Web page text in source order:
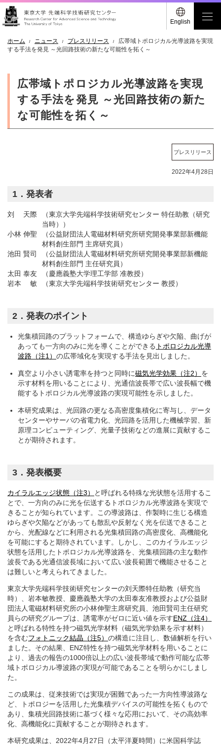
English
ホーム ニュース プレスリリース
広帯域トポロジカル光導波路を実現
する手法を発見 ～光回路技術の新たな可能性を拓く～
広帯域トポロジカル光導波路を実現
する手法を発見 ～光回路技術の新た
な可能性を拓く～
プレスリリース
2022年4月28日
1．発表者
刘 天際
（東京大学先端科学技術研究センター 特任助教（研究
当時））
小林 伸聖
（公益財団法人電磁材料研究所研究開発事業部新機能
材料創生部門 主席研究員）
池田 賢司
（公益財団法人電磁材料研究所研究開発事業部新機能
材料創生部門 主任研究員）
太田 泰友
（慶應義塾大学理工学部 准教授）
岩本 敏
（東京大学先端科学技術研究センター 教授）
2．発表のポイント
光集積回路のプラットフォームで、構造ゆらぎや欠陥、曲げが
あっても一方向のみに光を導くことができる トポロジカル光導
波路（注1） の広帯域化を実現する手法を見出しました。
真空より小さい誘電率を持つと同時に磁気光学効果（注2） を
示す材料を用いることにより、光通信波長帯で広い波長幅で機
能するトポロジカル光導波路の実現可能性を示しました。
本研究成果は、光回路の更なる高密度集積化に寄与し、データ
センターやサーバの省電力化、光回路を活用した機械学習、新
原理コンピューティング、光量子技術などの進展に貢献するこ
とが期待されます。
3．発表概要
カイラルエッジ状態（注3）
と呼ばれる特殊な光状態を活用するこ
とで、一方向のみに光を伝送するトポロジカル光導波路を実現で
きることが知られています。この導波路は、作製時に生じる構造
ゆらぎや欠陥などがあっても散乱や反射なく光を伝送できること
から、光配線などに利用される光集積回路の高密度化、高機能化
を可能にすると期待されています。しかし、このカイラルエッジ
状態を活用したトポロジカル光導波路を、光集積回路の主な動作
波長である光通信波長域において広い波長範囲で機能させること
は難しいと考えられてきました。
東京大学先端科学技術研究センターの刘天際特任助教（研究当
時）、岩本敏教授、慶應義塾大学の太田泰友准教授および公益財
団法人電磁材料研究所の小林伸聖主席研究員、池田賢司主任研究
員らの研究グループは、誘電率がゼロに近い値を示すENZ（注4）
と呼ばれる特性を持つ磁気光学材料（磁気光学効果を示す材料）
を含むフォトニック結晶（注5） の構造に注目し、数値解析を行い
ました。その結果、ENZ特性を持つ磁気光学材料を用いることに
より、過去の報告の1000倍以上の広い波長帯域で動作可能な広帯
域トポロジカル導波路の実現が可能であることを明らかにしまし
た。
この成果は、従来技術では実現が困難であった一方向性導波路な
ど、トポロジーを活用した光集積デバイスの可能性を拓くもので
あり、集積光回路技術に基づく様々な応用において、その高効率
化、高機能化に貢献することが期待されます。
本研究成果は、2022年4月27日（太平洋夏時間）に米国科学誌